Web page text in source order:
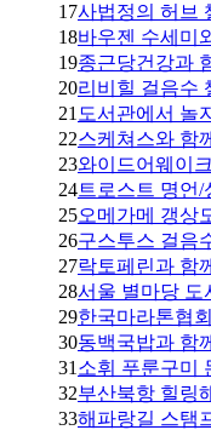
17사법정의 허브
18바우젠 수세미
19종근당건강과
20리비힐 걸음수
21 도서관에서 놀
22스케쳐스와 함
23와이드어웨이
24트로스트 명언/
25오메가메 갱상
26구스투스 걸음
27락토페린과 함
28서울 별마당 도
29한국마라톤협
30동백국밥과 함
31 소휘 푸룬구미
32부산북항 힐링
33해파랑길 스탬